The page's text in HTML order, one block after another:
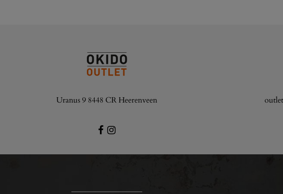
Uranus 9 8448 CR Heerenveen